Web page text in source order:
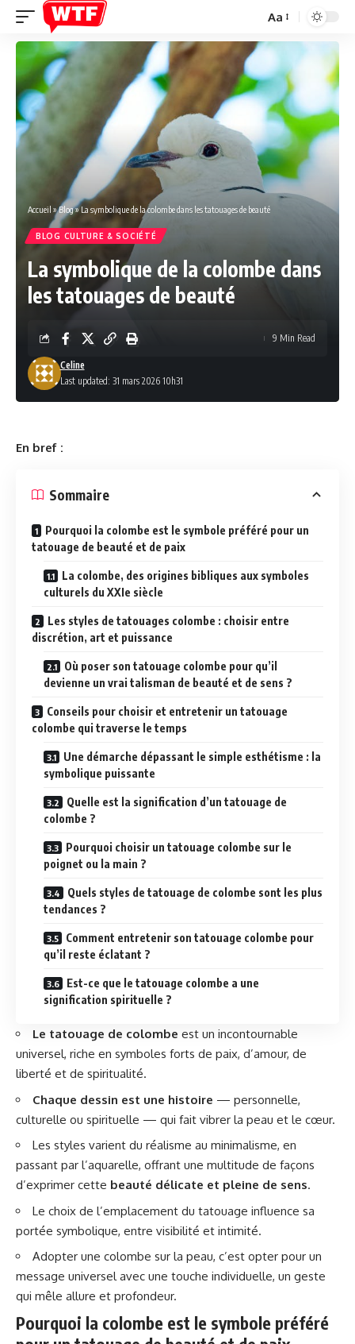
Font
Resizer
Aa
Accueil »Blog»La symbolique de la colombe dans les tatouages de beauté
BLOG CULTURE & SOCIÉTÉ
La symbolique de la colombe dans
les tatouages de beauté
Last updated: 31 mars 2026 10h31
Celine
9 Min Read
En bref :
Sommaire
Pourquoi la colombe est le symbole préféré pour un
tatouage de beauté et de paix
La colombe, des origines bibliques aux symboles
culturels du XXIe siècle
Les styles de tatouages colombe : choisir entre
discrétion, art et puissance
Où poser son tatouage colombe pour qu’il
devienne un vrai talisman de beauté et de sens ?
Conseils pour choisir et entretenir un tatouage
colombe qui traverse le temps
Une démarche dépassant le simple esthétisme : la
symbolique puissante
Quelle est la signification d’un tatouage de
colombe ?
Pourquoi choisir un tatouage colombe sur le
poignet ou la main ?
Quels styles de tatouage de colombe sont les plus
tendances ?
Comment entretenir son tatouage colombe pour
qu’il reste éclatant ?
Est-ce que le tatouage colombe a une
signification spirituelle ?
Le tatouage de colombe est un incontournable
universel, riche en symboles forts de paix, d’amour, de
liberté et de spiritualité.
Chaque dessin est une histoire — personnelle,
culturelle ou spirituelle — qui fait vibrer la peau et le cœur.
Les styles varient du réalisme au minimalisme, en
passant par l’aquarelle, offrant une multitude de façons
d’exprimer cette beauté délicate et pleine de sens.
Le choix de l’emplacement du tatouage influence sa
portée symbolique, entre visibilité et intimité.
Adopter une colombe sur la peau, c’est opter pour un
message universel avec une touche individuelle, un geste
qui mêle allure et profondeur.
Pourquoi la colombe est le symbole préféré